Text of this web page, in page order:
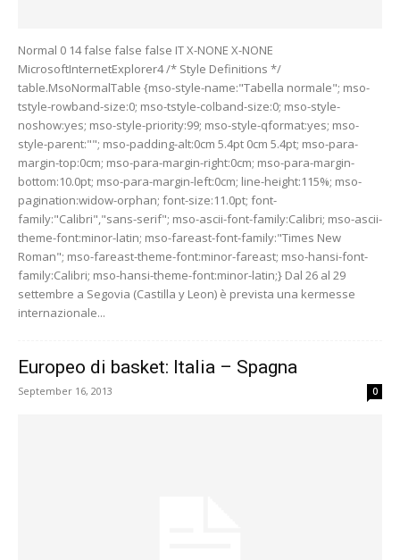
Normal 0 14 false false false IT X-NONE X-NONE
MicrosoftInternetExplorer4 /* Style Definitions */
table.MsoNormalTable {mso-style-name:"Tabella normale"; mso-
tstyle-rowband-size:0; mso-tstyle-colband-size:0; mso-style-
noshow:yes; mso-style-priority:99; mso-style-qformat:yes; mso-
style-parent:""; mso-padding-alt:0cm 5.4pt 0cm 5.4pt; mso-para-
margin-top:0cm; mso-para-margin-right:0cm; mso-para-margin-
bottom:10.0pt; mso-para-margin-left:0cm; line-height:115%; mso-
pagination:widow-orphan; font-size:11.0pt; font-
family:"Calibri","sans-serif"; mso-ascii-font-family:Calibri; mso-ascii-
theme-font:minor-latin; mso-fareast-font-family:"Times New
Roman"; mso-fareast-theme-font:minor-fareast; mso-hansi-font-
family:Calibri; mso-hansi-theme-font:minor-latin;} Dal 26 al 29
settembre a Segovia (Castilla y Leon) è prevista una kermesse
internazionale...
Europeo di basket: Italia – Spagna
September 16, 2013 0